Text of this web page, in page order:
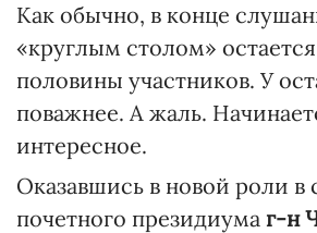
Как обычно, в конце
«круглым столом»
половины участников. У
поважнее. А жаль.
интересное.
Оказавшись в новой роли в
почетного президиума г-н